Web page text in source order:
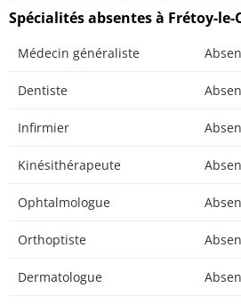
Spécialités absentes à Frétoy-le-
Médecin généraliste
Dentiste
Infirmier
Kinésithérapeute
Ophtalmologue
Orthoptiste
Dermatologue